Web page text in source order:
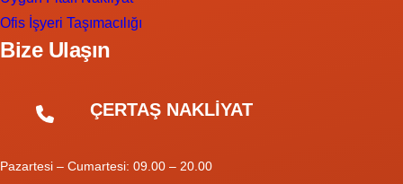
Ofis İşyeri Taşımacılığı
Bize Ulaşın
ÇERTAŞ NAKLİYAT
Pazartesi – Cumartesi: 09.00 – 20.00